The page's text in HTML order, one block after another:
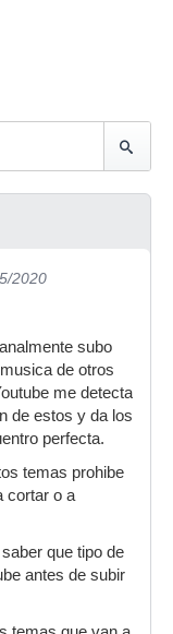
2020
subo
de otros
me detecta
de estos y da los
perfecta.
temas prohibe
cortar o a
que tipo de
antes de subir